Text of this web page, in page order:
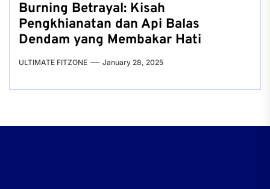
Burning Betrayal: Kisah
Pengkhianatan dan Api Balas
Dendam yang Membakar Hati
ULTIMATE FITZONE January 28, 2025